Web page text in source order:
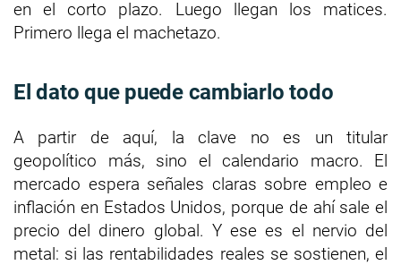
en el corto plazo. Luego llegan los matices.
Primero llega el machetazo.
El dato que puede cambiarlo todo
A partir de aquí, la clave no es un titular
geopolítico más, sino el calendario macro. El
mercado espera señales claras sobre empleo e
inflación en Estados Unidos, porque de ahí sale el
precio del dinero global. Y ese es el nervio del
metal: si las rentabilidades reales se sostienen, el